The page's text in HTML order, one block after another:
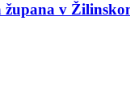
župana v